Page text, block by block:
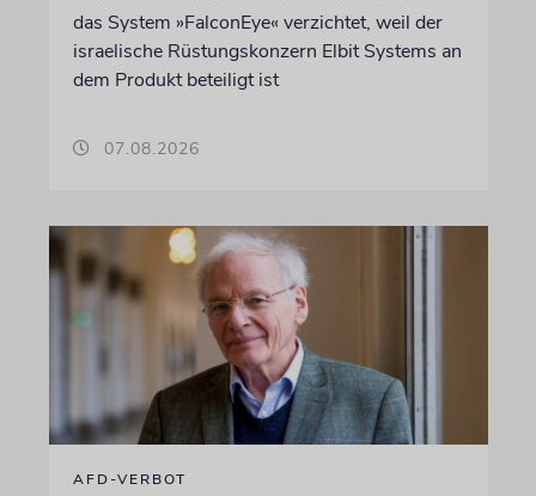
das System »FalconEye« verzichtet, weil der
israelische Rüstungskonzern Elbit Systems an
dem Produkt beteiligt ist
07.08.2026
AFD-VERBOT